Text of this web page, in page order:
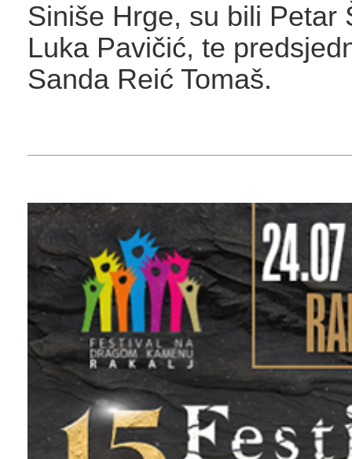
Siniše Hrge, su bili Petar
Luka Pavičić, te
Sanda Reić Tomaš.